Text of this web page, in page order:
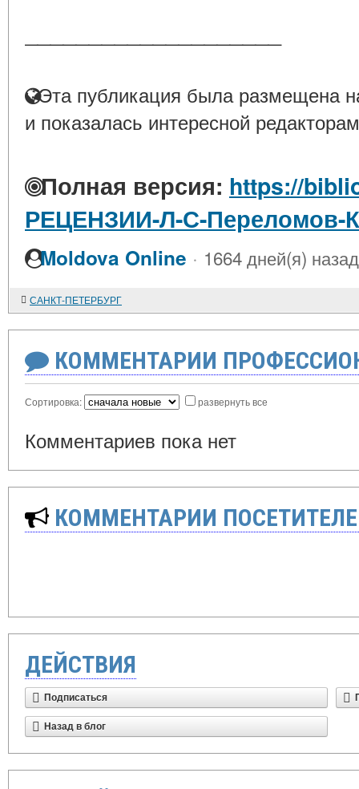
Эта публикация была размещена
и показалась интересной
Полная версия: https://
РЕЦЕНЗИИ-Л-С-Переломов-
Moldova Online · 1664 дней(я) назад
САНКТ-ПЕТЕРБУРГ
КОММЕНТАРИИ
Сортировка: развернуть все
Комментариев пока нет
КОММЕНТАРИИ
ДЕЙСТВИЯ
Подписаться
Назад в блог